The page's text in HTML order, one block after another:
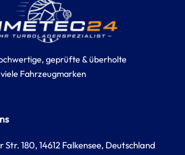
geprüfte & überholte
Fahrzeugmarken
Str. 180, 14612 Falkensee, Deutschland